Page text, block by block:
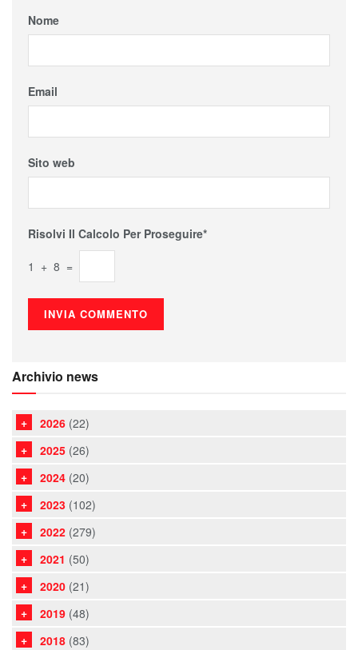
Nome
Email
Sito web
Risolvi Il Calcolo Per Proseguire*
1 + 8 =
Archivio news
2026 (22)
2025 (26)
2024 (20)
2023 (102)
2022 (279)
2021 (50)
2020 (21)
2019 (48)
2018 (83)